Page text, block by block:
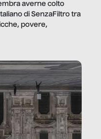
averne colto
di SenzaFiltro tra
povere,